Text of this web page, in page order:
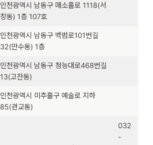
인천광역시 남동구 매소홀로 1118(서
창동) 1층 107호
인천광역시 남동구 백범로101번길
32(만수동) 1층
인천광역시 남동구 청능대로468번길
13(고잔동)
인천광역시 미추홀구 예술로 지하
85(관교동)
032
-